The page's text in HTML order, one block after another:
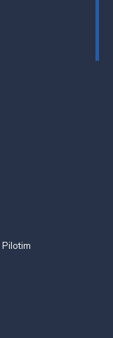
Pilotim